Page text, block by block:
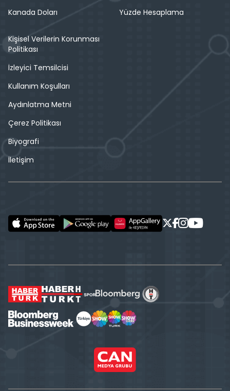
Kanada Doları
Yüzde Hesaplama
Kişisel Verilerin Korunması
Politikası
İzleyici Temsilcisi
Kullanım Koşulları
Aydınlatma Metni
Çerez Politikası
Biyografi
İletişim